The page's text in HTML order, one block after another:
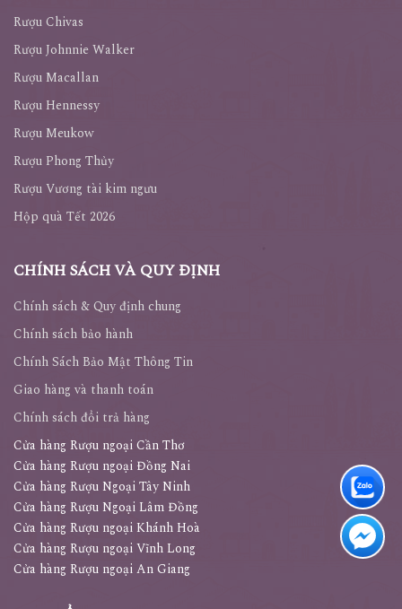
Rượu Chivas
Rượu Johnnie Walker
Rượu Macallan
Rượu Hennessy
Rượu Meukow
Rượu Phong Thủy
Rượu Vương tài kim ngưu
Hộp quà Tết 2026
CHÍNH SÁCH VÀ QUY ĐỊNH
Chính sách & Quy định chung
Chính sách bảo hành
Chính Sách Bảo Mật Thông Tin
Giao hàng và thanh toán
Chính sách đổi trả hàng
Cửa hàng Rượu ngoại Cần Thơ
Cửa hàng Rượu ngoại Đồng Nai
Cửa hàng Rượu Ngoại Tây Ninh
Cửa hàng Rượu Ngoại Lâm Đồng
Cửa hàng Rượu ngoại Khánh Hoà
Cửa hàng Rượu ngoại Vĩnh Long
Cửa hàng Rượu ngoại An Giang